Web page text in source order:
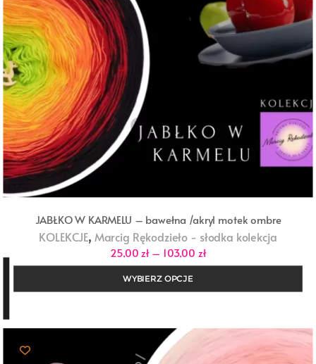
JABŁKO W KARMELU – bawełna /akryl motek ombre
KOLEKCJE, Marcig Rękodzieło - słodka kolekcja
25,00 zł – 103,00 złZakres
cen:
do
WYBIERZ OPCJE